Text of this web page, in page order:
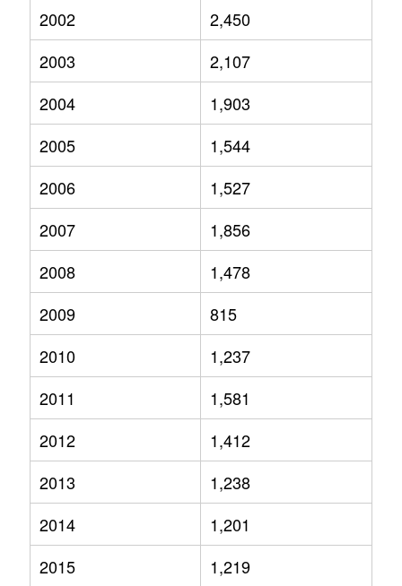
2002
2,450
2003
2,107
2004
1,903
2005
1,544
2006
1,527
2007
1,856
2008
1,478
2009
815
2010
1,237
2011
1,581
2012
1,412
2013
1,238
2014
1,201
2015
1,219